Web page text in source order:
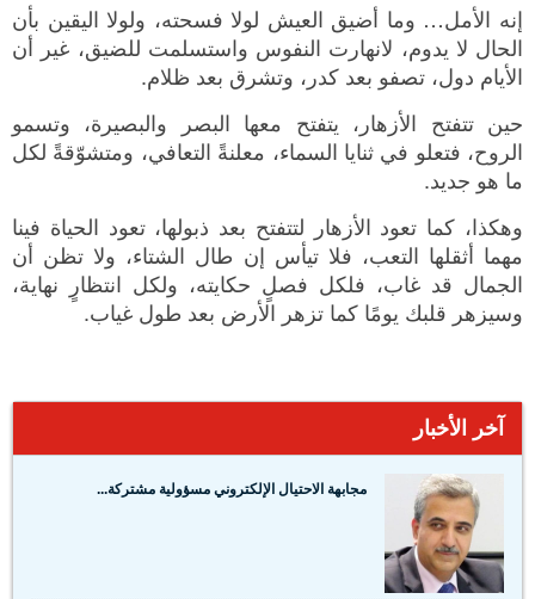
إنه الأمل… وما أضيق العيش لولا فسحته، ولولا اليقين بأن
الحال لا يدوم، لانهارت النفوس واستسلمت للضيق، غير أن
الأيام دول، تصفو بعد كدر، وتشرق بعد ظلام.
حين تتفتح الأزهار، يتفتح معها البصر والبصيرة، وتسمو
الروح، فتعلو في ثنايا السماء، معلنةً التعافي، ومتشوّقةً لكل
ما هو جديد.
وهكذا، كما تعود الأزهار لتتفتح بعد ذبولها، تعود الحياة فينا
مهما أثقلها التعب، فلا تيأس إن طال الشتاء، ولا تظن أن
الجمال قد غاب، فلكل فصلٍ حكايته، ولكل انتظارٍ نهاية،
وسيزهر قلبك يومًا كما تزهر الأرض بعد طول غياب.
آخر الأخبار
مجابهة الاحتيال الإلكتروني مسؤولية مشتركة...